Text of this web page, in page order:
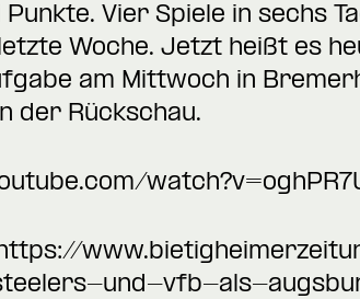
Vier Spiele in sechs
Woche. Jetzt heißt es
am Mittwoch in
der Rückschau.
und-vfb-als-